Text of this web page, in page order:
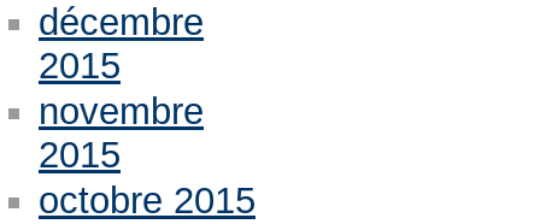
décembre
2015
novembre
2015
octobre 2015